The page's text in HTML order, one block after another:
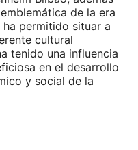
de la era
permitido situar a
cultural
tenido una influencia
en el desarrollo
y social de la